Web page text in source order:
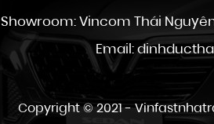
Showroom: Vincom Thái
Email:
Copyright © 2021 -